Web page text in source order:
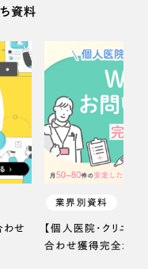
資料
わせ
業界別資料
【個人医院・クリニッ
合わせ獲得完全ガイ